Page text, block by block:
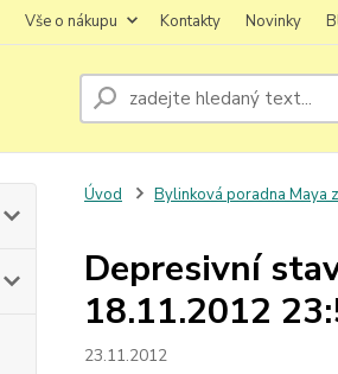
Vše o nákupu Kontakty Novinky
Úvod Bylinková poradna Maya
Depresivní
18.11.2012
23.11.2012